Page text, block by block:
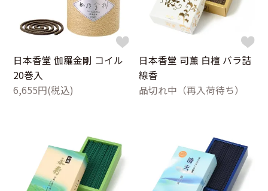
日本香堂 伽羅金剛 コイル
20巻入
6,655円(税込)
日本香堂 司薫 白檀 バラ詰
線香
品切れ中（再入荷待ち）